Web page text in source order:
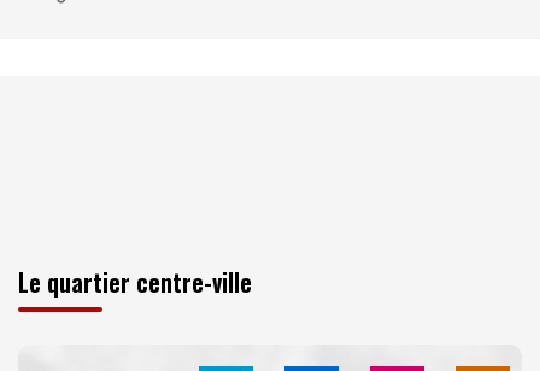
Le quartier centre-ville